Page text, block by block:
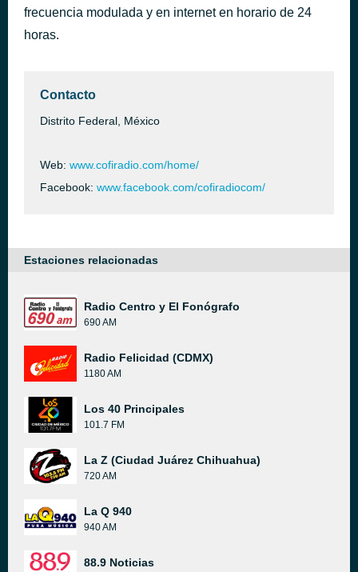
frecuencia modulada y en internet en horario de 24
horas.
Contacto
Distrito Federal, México
Web: www.cofiradio.com/home/
Facebook: www.facebook.com/cofiradiocom/
Estaciones relacionadas
Radio Centro y El Fonógrafo
690 AM
Radio Felicidad (CDMX)
1180 AM
Los 40 Principales
101.7 FM
La Z (Ciudad Juárez Chihuahua)
720 AM
La Q 940
940 AM
88.9 Noticias